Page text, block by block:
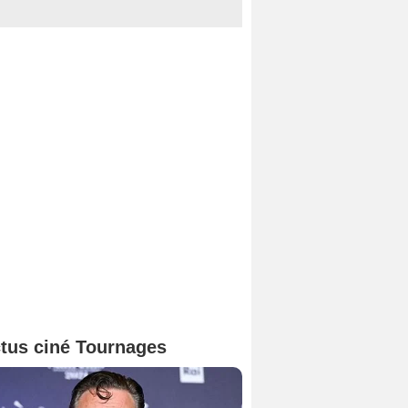
ciné Tournages